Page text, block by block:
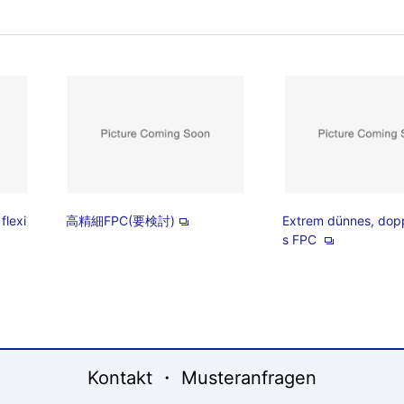
高精細FPC(要検討)
Extrem dünnes,
s FPC
Kontakt ・ Musteranfragen